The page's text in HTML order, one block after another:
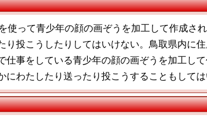
使って青少年の顔の画ぞうを加工して作成さ
り投こうしたりしてはいけない。鳥取県内に
仕事をしている青少年の顔の画ぞうを加工し
にわたしたり送ったり投こうすることもしては